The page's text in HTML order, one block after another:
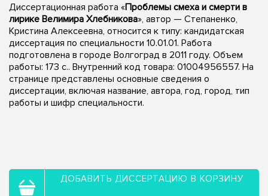
Диссертационная работа «Проблемы смеха и смерти в
лирике Велимира Хлебникова», автор — Степаненко,
Кристина Алексеевна, относится к типу: кандидатская
диссертация по специальности 10.01.01. Работа
подготовлена в городе Волгоград в 2011 году. Объем
работы: 173 с.. Внутренний код товара: 01004956557. На
странице представлены основные сведения о
диссертации, включая название, автора, год, город, тип
работы и шифр специальности.
ДОБАВИТЬ ДИССЕРТАЦИЮ В КОРЗИНУ